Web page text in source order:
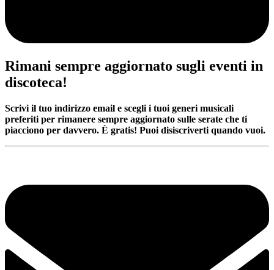
Rimani sempre aggiornato sugli eventi in
discoteca!
Scrivi il tuo indirizzo email e scegli i tuoi generi musicali
preferiti per rimanere sempre aggiornato sulle serate che ti
piacciono per davvero. È gratis! Puoi disiscriverti quando vuoi.